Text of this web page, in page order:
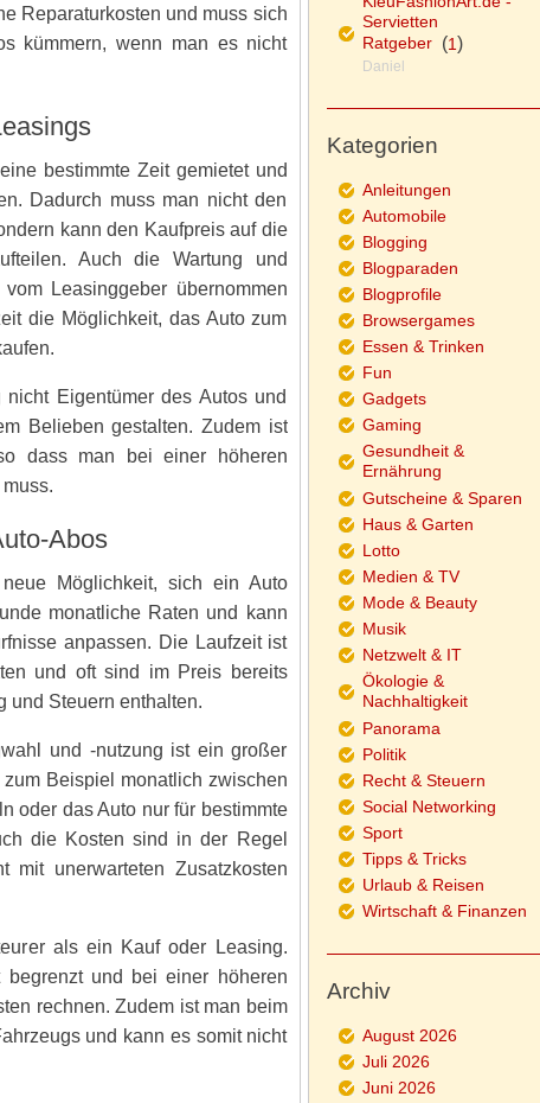
Reparaturkosten und muss sich
kümmern, wenn man es nicht
bestimmte Zeit gemietet und
Dadurch muss man nicht den
kann den Kaufpreis auf die
Auch die Wartung und
Leasinggeber übernommen
die Möglichkeit, das Auto zum
Eigentümer des Autos und
Belieben gestalten. Zudem ist
dass man bei einer höheren
Abos
Möglichkeit, sich ein Auto
monatliche Raten und kann
anpassen. Die Laufzeit ist
und oft sind im Preis bereits
und Steuern enthalten.
und -nutzung ist ein großer
Beispiel monatlich zwischen
oder das Auto nur für bestimmte
die Kosten sind in der Regel
mit unerwarteten Zusatzkosten
als ein Kauf oder Leasing.
und bei einer höheren
rechnen. Zudem ist man beim
und kann es somit nicht
Servietten
Ratgeber(1)
Daniel
Kategorien
Anleitungen
Automobile
Blogging
Blogparaden
Blogprofile
Browsergames
Essen & Trinken
Fun
Gadgets
Gaming
Gesundheit &
Ernährung
Gutscheine & Sparen
Haus & Garten
Lotto
Medien & TV
Mode & Beauty
Musik
Netzwelt & IT
Ökologie &
Nachhaltigkeit
Panorama
Politik
Recht & Steuern
Social Networking
Sport
Tipps & Tricks
Urlaub & Reisen
Wirtschaft & Finanzen
Archiv
August 2026
Juli 2026
Juni 2026